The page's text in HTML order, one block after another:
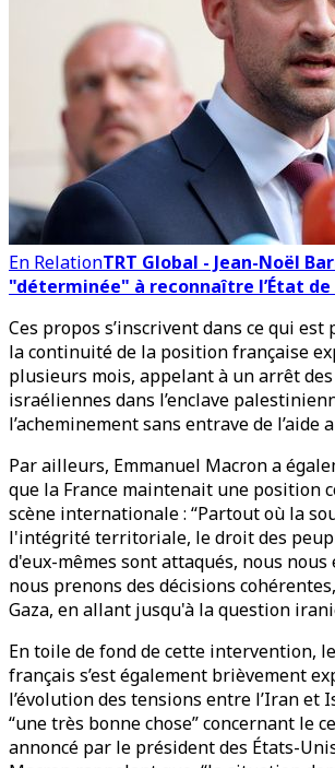
En RelationTRT Global - Jean-Noël
"déterminée" à reconnaître l’État
Ces propos s’inscrivent dans ce qui est
la continuité de la position française
plusieurs mois, appelant à un arrêt
israéliennes dans l’enclave
l’acheminement sans entrave de l’aide
Par ailleurs, Emmanuel Macron a
que la France maintenait une position
scène internationale : “Partout où la
l'intégrité territoriale, le droit des
d'eux-mêmes sont attaqués, nous
nous prenons des décisions
Gaza, en allant jusqu'à la question
En toile de fond de cette intervention,
français s’est également brièvement
l’évolution des tensions entre l’Iran et
“une très bonne chose” concernant le
annoncé par le président des États-